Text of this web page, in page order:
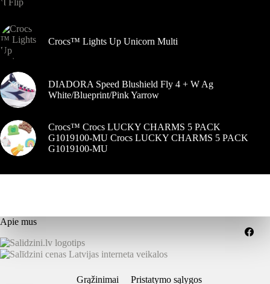
Crocs™ Lights Up Unicorn Multi
DIADORA Speed Blushield Fly 4 + W Ag
White/Blueprint/Pink Yarrow
Crocs™ Crocs LUCKY CHARMS 5 PACK
G1019100-MU Crocs LUCKY CHARMS 5 PACK
G1019100-MU
Apie mus
Grąžinimai Pristatymo sąlygos